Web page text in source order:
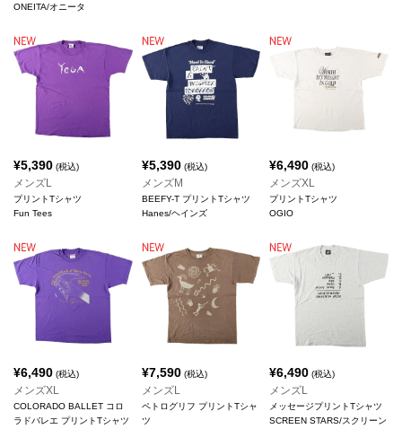
ONEITA/オニータ
¥5,390 (税込)
メンズL
プリントTシャツ
Fun Tees
¥5,390(税込)
メンズM
BEEFY-T プリントTシャツ
Hanes/ヘインズ
¥6,490 (税込)
メンズXL
プリントTシャツ
OGIO
¥6,490 (税込)
メンズXL
COLORADO BALLET コロ
ラドバレエ プリントTシャツ
¥7,590(税込)
メンズL
ペトログリフ プリントTシャ
ツ
¥6,490 (税込)
メンズL
メッセージプリントTシャツ
SCREEN STARS/スクリーン